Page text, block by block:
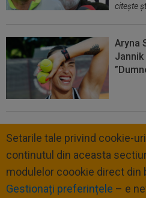
citeşte
Aryna
Setarile tale privind cookie-
continutul din aceasta
modulelor coookie direct din
Gestionați preferințele – e